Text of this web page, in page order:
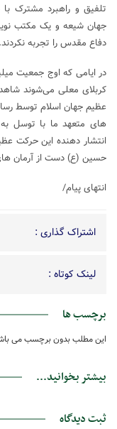
تلفیق و راهبرد مشترک
جهان شیعه و یک مکتب
دفاع مقدس را تجربه نکردند.
در ایامی که اوج جمعیت
کربلای معلی می‌شوند
عظیم جهان اسلام توسط
های متعهد ما با توسل
انتشار دهنده این حرکت
حسین (ع) دست از آرمان
انتهای پیام/
اشتراک گذاری :
لینک کوتاه :
برچسب ها
این مطلب بدون برچسب می
بیشتر بخوانید...
ثبت دیدگاه